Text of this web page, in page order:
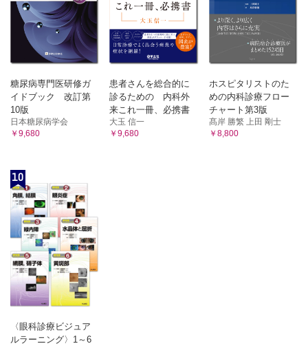
糖尿病専門医研修ガ
イドブック 改訂第
10版
日本糖尿病学会
￥9,680
患者さんを総合的に
診るための 内科外
来これ一冊、必携書
大玉 信一
￥9,680
ホスピタリストのた
めの内科診療フロー
チャート第3版
髙岸 勝繁 上田 剛士
￥8,800
10
〈眼科診療ビジュア
ルラーニング〉1～6